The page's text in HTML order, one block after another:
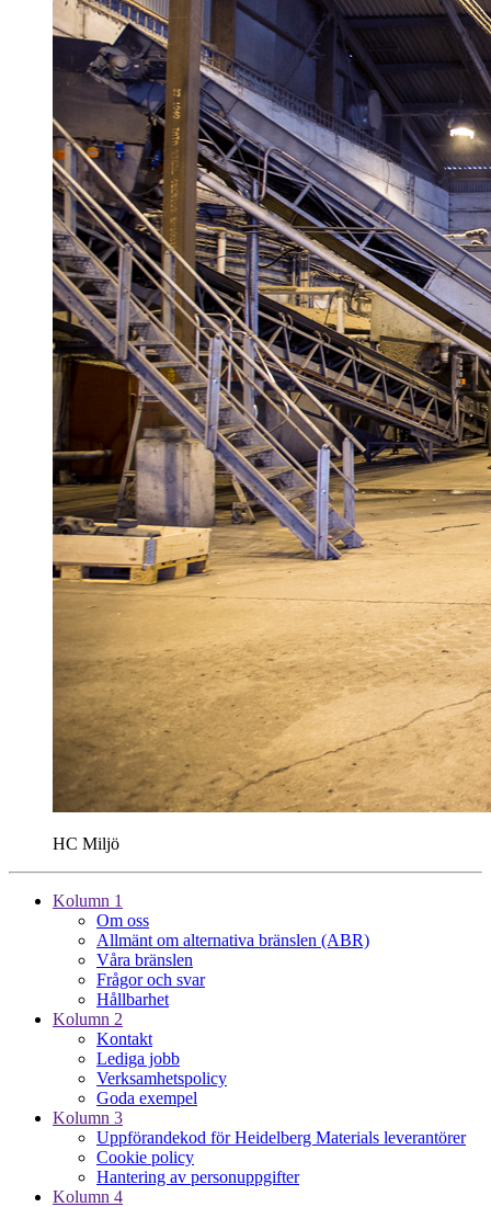
HC Miljö
Kolumn 1
Om oss
Allmänt om alternativa bränslen (ABR)
Våra bränslen
Frågor och svar
Hållbarhet
Kolumn 2
Kontakt
Lediga jobb
Verksamhetspolicy
Goda exempel
Kolumn 3
Uppförandekod för Heidelberg Materials leverantörer
Cookie policy
Hantering av personuppgifter
Kolumn 4